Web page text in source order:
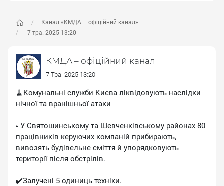
Канал «КМДА – офіційний канал»
7 тра. 2025 13:20
КМДА – офіційний канал
7 Тра. 2025 13:20
🧹Комунальні служби Києва ліквідовують наслідки
нічної та вранішньої атаки
▫️ У Святошинському та Шевченківському районах 80
працівників керуючих компаній прибирають,
вивозять будівельне сміття й упорядковують
території після обстрілів.
✔️Залучені 5 одиниць техніки.
метою його популяризації та збільшення аудиторії
його підписників.
отримання повної інформації про Автора, чи
предмет допису.